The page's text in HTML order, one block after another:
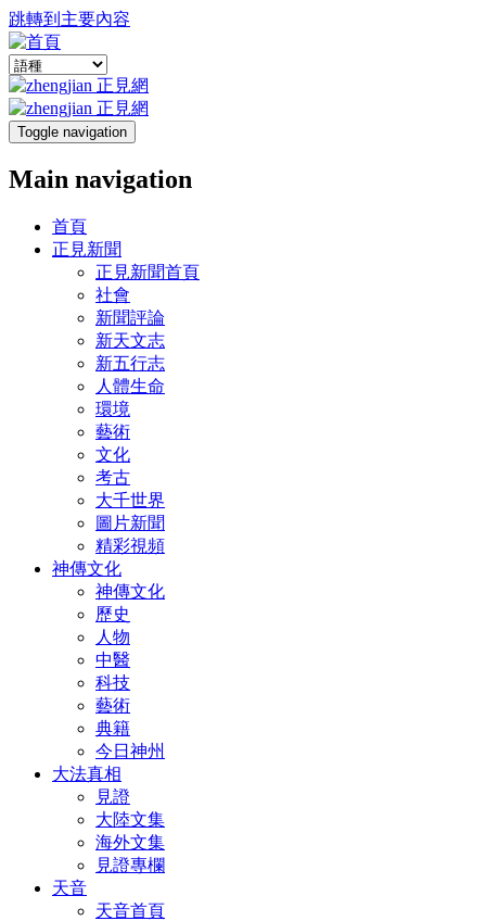
跳轉到主要內容
Toggle navigation
Main navigation
首頁
正見新聞
正見新聞首頁
社會
新聞評論
新天文志
新五行志
人體生命
環境
藝術
文化
考古
大千世界
圖片新聞
精彩視頻
神傳文化
神傳文化
歷史
人物
中醫
科技
藝術
典籍
今日神州
大法真相
見證
大陸文集
海外文集
見證專欄
天音
天音首頁